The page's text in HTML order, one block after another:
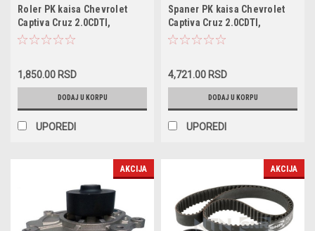
Roler PK kaisa Chevrolet
Captiva Cruz 2.0CDTI,
Epica,Lacetti,Nubira
1,850.00 RSD
DODAJ U KORPU
UPOREDI
/ VKM 60003 / 534 0353 10 /
APV3091 /
Spaner PK kaisa Chevrolet
Captiva Cruz 2.0CDTI,
Epica,Lacetti,Nubira
4,721.00 RSD
DODAJ U KORPU
UPOREDI
AKCIJA AKCIJA